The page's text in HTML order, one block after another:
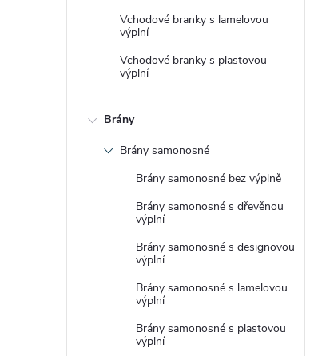
Vchodové branky s lamelovou
výplní
Vchodové branky s plastovou
výplní
Brány
Brány samonosné
Brány samonosné bez výplně
Brány samonosné s dřevěnou
výplní
Brány samonosné s designovou
výplní
Brány samonosné s lamelovou
výplní
Brány samonosné s plastovou
výplní